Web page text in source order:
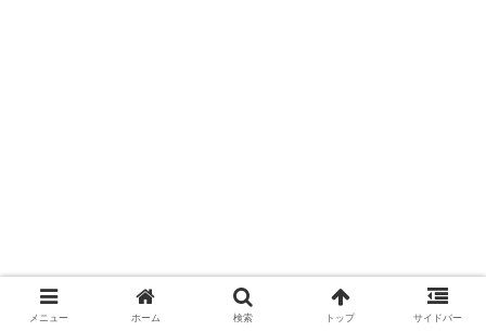
メニュー ホーム 検索 トップ サイドバー